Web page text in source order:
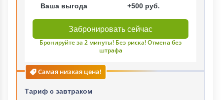
Ваша выгода +500 руб.
Забронировать сейчас
Бронируйте за 2 минуты! Без риска! Отмена без
штрафа
Самая низкая цена!
Тариф c завтраком